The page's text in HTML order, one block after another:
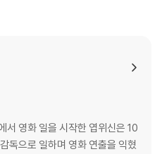
영화 일을 시작한 엽위신은 10
독으로 일하며 영화 연출을 익혔